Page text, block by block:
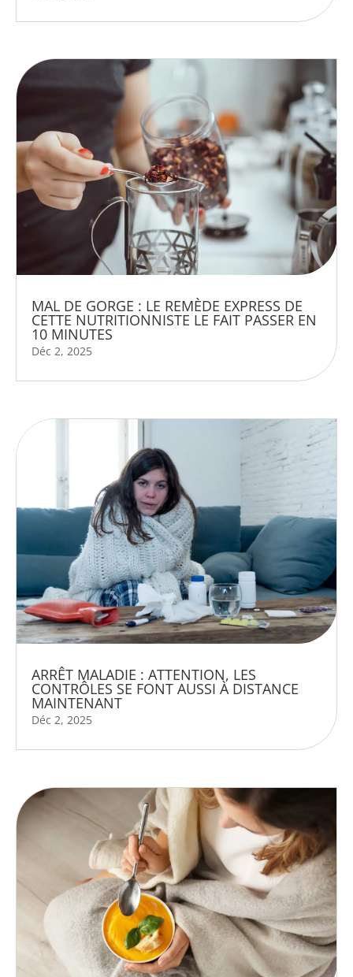
MAL DE GORGE : LE REMÈDE EXPRESS DE
CETTE NUTRITIONNISTE LE FAIT PASSER EN
10 MINUTES
Déc 2, 2025
ARRÊT MALADIE : ATTENTION, LES
CONTRÔLES SE FONT AUSSI À DISTANCE
MAINTENANT
Déc 2, 2025